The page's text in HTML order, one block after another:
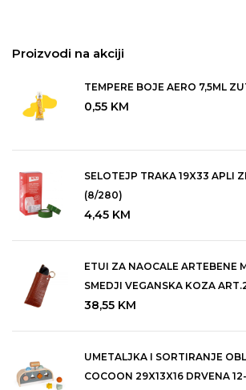
Proizvodi na akciji
TEMPERE BOJE AERO 7,5ML
0,55 KM
SELOTEJP TRAKA 19X33 APLI
(8/280)
4,45 KM
ETUI ZA NAOCALE ARTEBENE
SMEDJI VEGANSKA KOZA
38,55 KM
UMETALJKA I SORTIRANJE
COCOON 29X13X16 DRVENA